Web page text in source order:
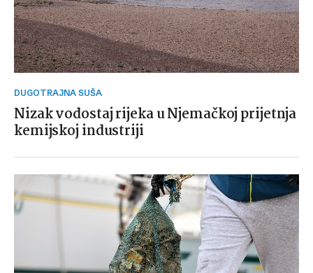
DUGOTRAJNA SUŠA
Nizak vodostaj rijeka u Njemačkoj prijetnja
kemijskoj industriji